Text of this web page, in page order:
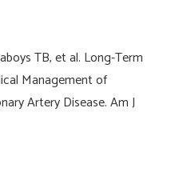
TB, et al. Long-Term
Management of
Artery Disease. Am J